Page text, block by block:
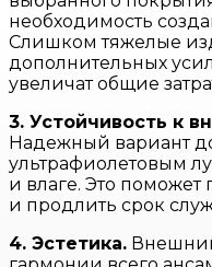
необходимость
Слишком тяжелые
дополнительных
увеличат общие
3. Устойчивость к
Надежный вариант
ультрафиолетовым
и влаге. Это
и продлить срок
4. Эстетика.